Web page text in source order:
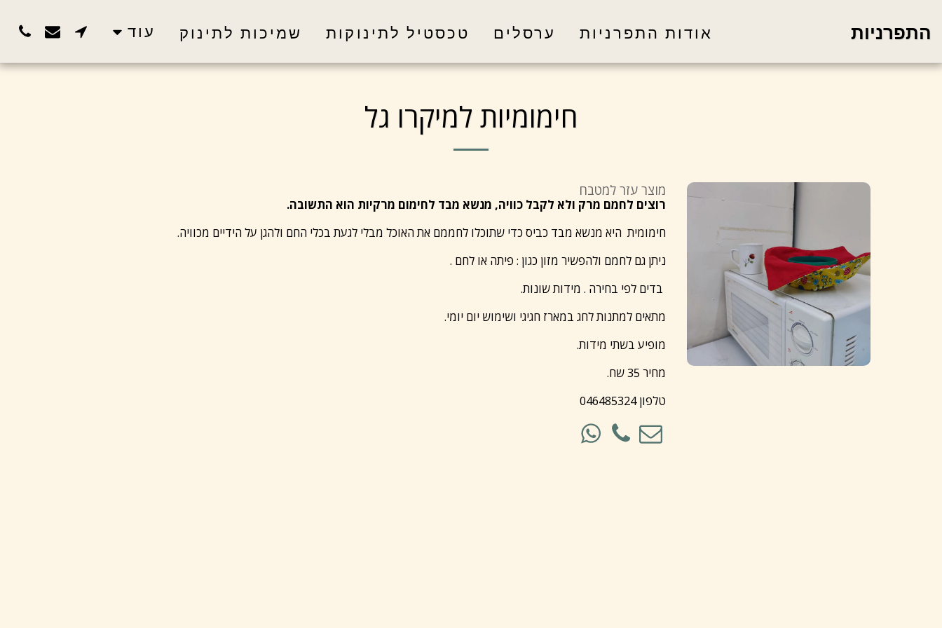
התפרניות אודות התפרניות ערסלים טכסטיל לתינוקות שמיכות לתינוק עוד
חימומיות למיקרו גל
מוצר עזר למטבח
רוצים לחמם מרק ולא לקבל כוויה, מנשא מבד לחימום מרקיות הוא התשובה.
חימומית היא מנשא מבד כביס כדי שתוכלו לחממם את האוכל מבלי לגעת בכלי החם ולהגן על הידיים מכוויה.
ניתן גם לחמם ולהפשיר מזון כגון : פיתה או לחם .
בדים לפי בחירה . מידות שונות.
מתאים למתנות לחג במארז חגיגי ושימוש יום יומי.
מופיע בשתי מידות.
מחיר 35 שח.
טלפון 046485324